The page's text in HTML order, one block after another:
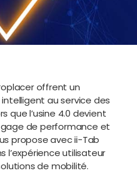
offrent un
au service des
que l’usine 4.0 devient
de performance et
propose avec ii-Tab
l’expérience utilisateur
de mobilité.